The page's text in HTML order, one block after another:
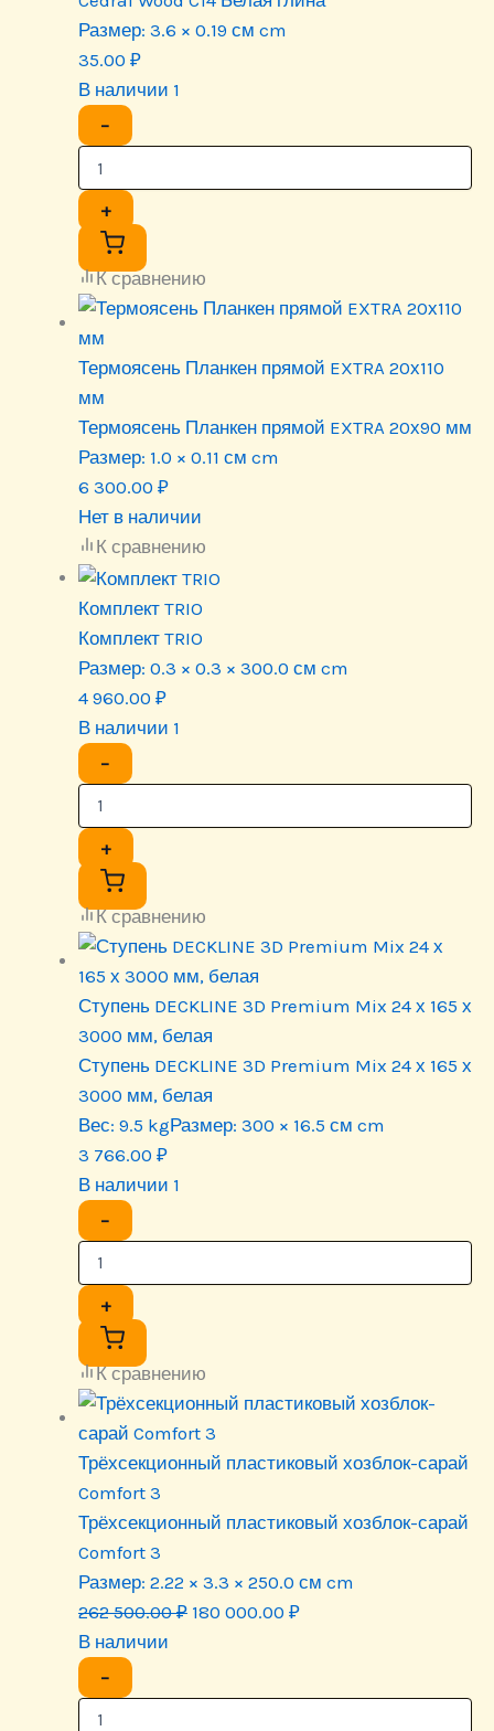
Размер: 3.6 × 0.19 см cm
35.00 ₽
В наличии 1
−
+
К сравнению
Термоясень Планкен прямой EXTRA 20х110
мм
Термоясень Планкен прямой EXTRA 20х90 мм
Размер: 1.0 × 0.11 см cm
6 300.00 ₽
Нет в наличии
К сравнению
Комплект TRIO
Комплект TRIO
Размер: 0.3 × 0.3 × 300.0 см cm
4 960.00 ₽
В наличии 1
−
+
К сравнению
Ступень DECKLINE 3D Premium Mix 24 х 165 х
3000 мм, белая
Ступень DECKLINE 3D Premium Mix 24 х 165 х
3000 мм, белая
Вес: 9.5 kgРазмер: 300 × 16.5 см cm
3 766.00 ₽
В наличии 1
−
+
К сравнению
Трёхсекционный пластиковый хозблок-сарай
Comfort 3
Трёхсекционный пластиковый хозблок-сарай
Comfort 3
Размер: 2.22 × 3.3 × 250.0 см cm
262 500.00₽ Первоначальная
262
180 000.00 ₽Текущая
000.00 ₽.
В наличии
−